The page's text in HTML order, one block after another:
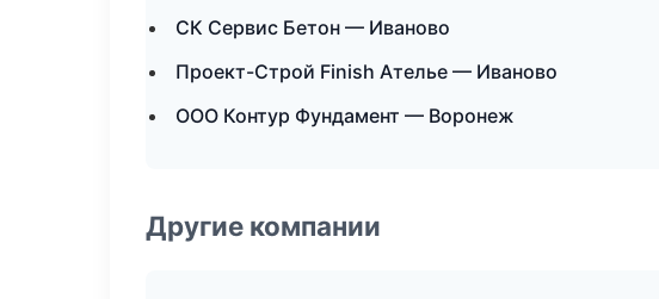
СК Сервис Бетон — Иваново
Проект-Строй Finish Ателье — Иваново
ООО Контур Фундамент — Воронеж
Другие компании